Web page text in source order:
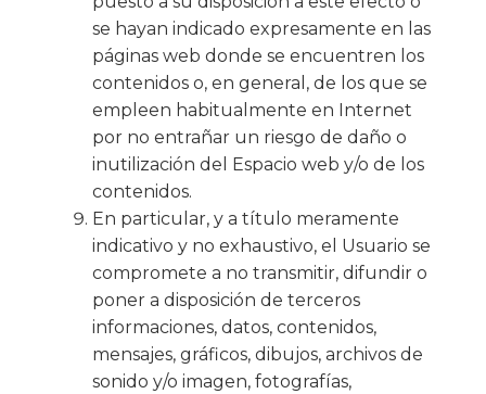
se hayan indicado expresamente en las
páginas web donde se encuentren los
contenidos o, en general, de los que se
empleen habitualmente en Internet
por no entrañar un riesgo de daño o
inutilización del Espacio web y/o de los
contenidos.
En particular, y a título meramente
indicativo y no exhaustivo, el Usuario se
compromete a no transmitir, difundir o
poner a disposición de terceros
informaciones, datos, contenidos,
mensajes, gráficos, dibujos, archivos de
sonido y/o imagen, fotografías,